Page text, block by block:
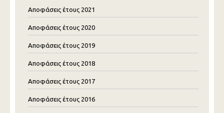
Αποφάσεις έτους 2021
Αποφάσεις έτους 2020
Αποφάσεις έτους 2019
Αποφάσεις έτους 2018
Αποφάσεις έτους 2017
Αποφάσεις έτους 2016